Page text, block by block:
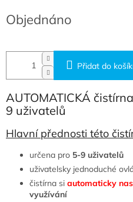
Objednáno
Přidat do
AUTOMATICKÁ
9 uživatelů
Hlavní přednosti této
určena pro 5-9 uživatelů
uživatelsky jednoduché
čistírna si automaticky
využívání